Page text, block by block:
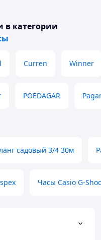
в категории
Curren Winner
POEDAGAR
садовый 3/4 30м
Часы Casio G-